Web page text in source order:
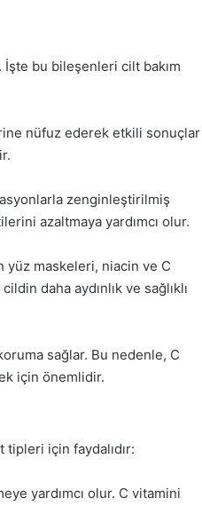
bu bileşenleri cilt bakım
nüfuz ederek etkili sonuçlar
zenginleştirilmiş
azaltmaya yardımcı olur.
yüz maskeleri, niacin ve C
daha aydınlık ve sağlıklı
sağlar. Bu nedenle, C
için önemlidir.
için faydalıdır:
yardımcı olur. C vitamini